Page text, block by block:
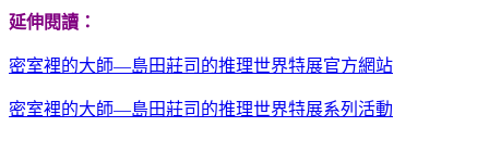
延伸閱讀：
密室裡的大師—島田莊司的推理世界特展官方網站
密室裡的大師—島田莊司的推理世界特展系列活動